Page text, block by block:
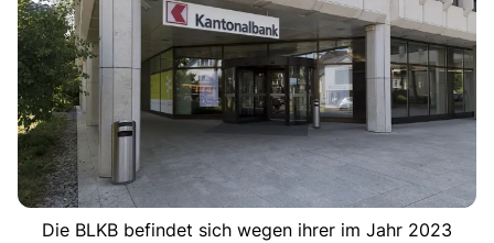
Die BLKB befindet sich wegen ihrer im Jahr 2023